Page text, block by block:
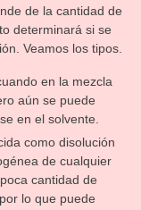
de la cantidad de
determinará si se
Veamos los tipos.
en la mezcla
aún se puede
en el solvente.
como disolución
de cualquier
cantidad de
lo que puede